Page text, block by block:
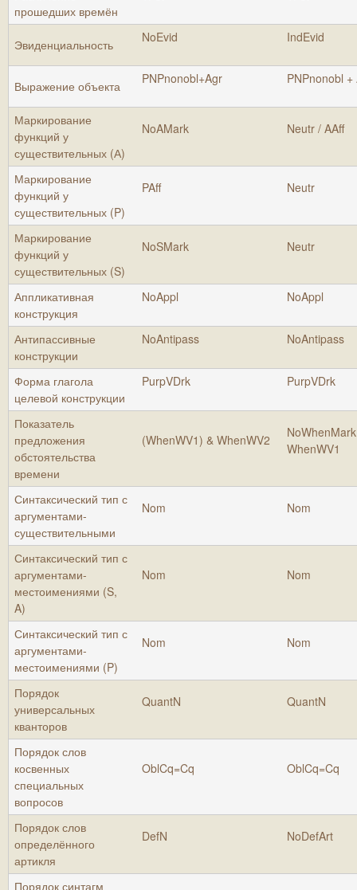
прошедших времён
Эвиденциальность NoEvid IndEvid
Выражение объекта PNPnonobl+Agr PNPnonobl +
Маркирование
функций у
существительных (А)
NoAMark Neutr / AAff
Маркирование
функций у
существительных (P)
PAff Neutr
Маркирование
функций у
существительных (S)
NoSMark Neutr
Аппликативная
конструкция
NoAppl NoAppl
Антипассивные
конструкции
NoAntipass NoAntipass
Форма глагола
целевой конструкции
PurpVDrk PurpVDrk
Показатель
предложения
обстоятельства
времени
(WhenWV1) & WhenWV2
WhenWV1
Синтаксический тип с
аргументами-
существительными
Nom Nom
Синтаксический тип с
аргументами-
местоимениями (S,
A)
Nom Nom
Синтаксический тип с
аргументами-
местоимениями (P)
Nom Nom
Порядок
универсальных
кванторов
QuantN QuantN
Порядок слов
косвенных
специальных
вопросов
OblCq=Cq OblCq=Cq
Порядок слов
определённого
артикля
DefN NoDefArt
Порядок синтагм